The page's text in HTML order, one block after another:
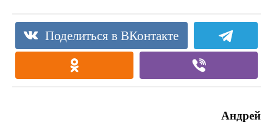
Поделиться в ВКонтакте
Андрей